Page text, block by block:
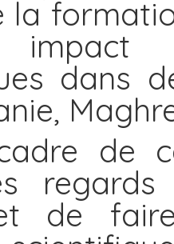
la
dans
de
de